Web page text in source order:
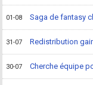
01-08 Saga de fantasy
31-07 Redistribution
30-07 Cherche équipe